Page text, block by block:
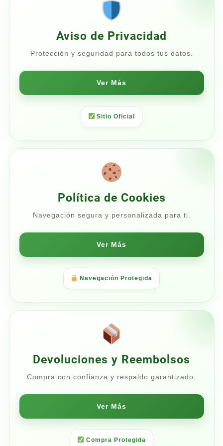
Aviso de Privacidad
Protección y seguridad para todos tus datos.
Ver Más
Sitio Oficial
Política de Cookies
Navegación segura y personalizada para ti.
Ver Más
Navegación Protegida
Devoluciones y Reembolsos
Compra con confianza y respaldo garantizado.
Ver Más
Compra Protegida